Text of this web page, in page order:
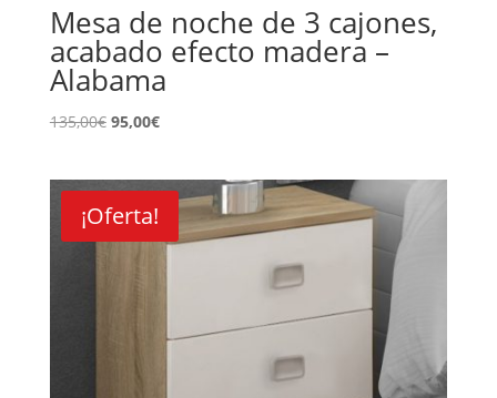
Mesa de noche de 3 cajones,
acabado efecto madera –
Alabama
135,00€ El
era:
135,00€.
95,00€El
es:
95,00€.
¡Oferta!